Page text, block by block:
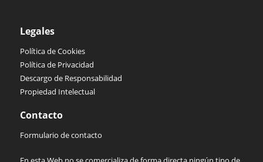
Legales
Política de Cookies
Política de Privacidad
Descargo de Responsabilidad
Propiedad Intelectual
Contacto
Formulario de contacto